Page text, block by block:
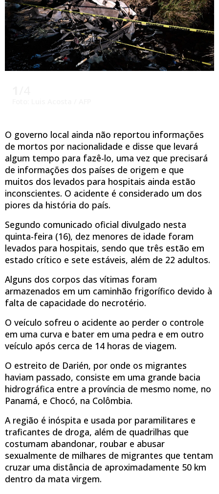
Slide anterior
O governo local ainda não reportou informações
de mortos por nacionalidade e disse que levará
algum tempo para fazê-lo, uma vez que precisará
de informações dos países de origem e que
muitos dos levados para hospitais ainda estão
inconscientes. O acidente é considerado um dos
piores da história do país.
Segundo comunicado oficial divulgado nesta
quinta-feira (16), dez menores de idade foram
levados para hospitais, sendo que três estão em
estado crítico e sete estáveis, além de 22 adultos.
Alguns dos corpos das vítimas foram
armazenados em um caminhão frigorífico devido à
falta de capacidade do necrotério.
O veículo sofreu o acidente ao perder o controle
em uma curva e bater em uma pedra e em outro
veículo após cerca de 14 horas de viagem.
O estreito de Darién, por onde os migrantes
haviam passado, consiste em uma grande bacia
hidrográfica entre a província de mesmo nome, no
Panamá, e Chocó, na Colômbia.
A região é inóspita e usada por paramilitares e
traficantes de droga, além de quadrilhas que
costumam abandonar, roubar e abusar
sexualmente de milhares de migrantes que tentam
cruzar uma distância de aproximadamente 50 km
dentro da mata virgem.